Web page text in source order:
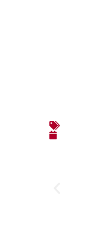
EDITAL